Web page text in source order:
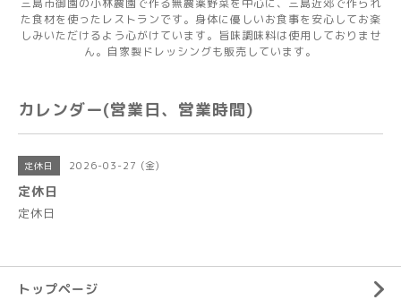
三島市御園の小林農園で作る無農薬野菜を中心に、三島近郊で作られ
た食材を使ったレストランです。身体に優しいお食事を安心してお楽
しみいただけるよう心がけています。旨味調味料は使用しておりませ
ん。自家製ドレッシングも販売しています。
カレンダー(営業日、営業時間)
定休日 2026-03-27 (金)
定休日
定休日
トップページ